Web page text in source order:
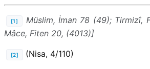
[1]
Müslim, İman 78 (49); Tirmizî,
Mâce, Fiten 20, (4013)]
[2] (Nisa, 4/110)